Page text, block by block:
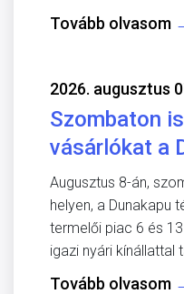
Tovább olvasom
2026. augusztus
Szombaton
vásárlókat a
Augusztus 8-án,
helyen, a Dunakapu
termelői piac 6 és
igazi nyári kínállattal
Tovább olvasom